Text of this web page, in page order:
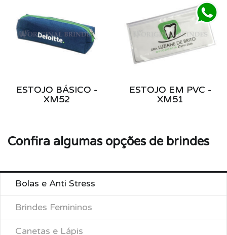
ESTOJO BÁSICO -
XM52
ESTOJO EM PVC -
XM51
Confira algumas opções de brindes
Bolas e Anti Stress
Brindes Femininos
Canetas e Lápis